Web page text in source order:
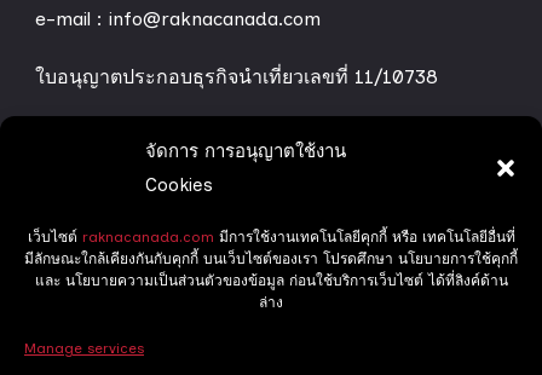
จัดการ การอนุญาตใช้งาน
Cookies
เว็บไซต์ raknacanada.com มีการใช้งานเทคโนโลยีคุกกี้ หรือ เทคโนโลยีอื่นที่
มีลักษณะใกล้เคียงกันกับคุกกี้ บนเว็บไซต์ของเรา โปรดศึกษา นโยบายการใช้คุกกี้
และ นโยบายความเป็นส่วนตัวของข้อมูล ก่อนใช้บริการเว็บไซต์ ได้ที่ลิงค์ด้าน
ล่าง
Manage services
e-mail : info@raknacanada.com
ใบอนุญาตประกอบธุรกิจนำเที่ยวเลขที่ 11/10738
ทริปทัวร์ของเรา
Grand Canada
ทริปล่าแสงเหนือ